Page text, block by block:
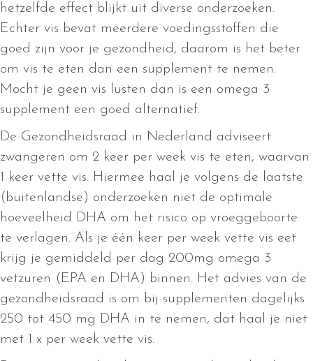
hetzelfde effect blijkt uit diverse onderzoeken.
Echter vis bevat meerdere voedingsstoffen die
goed zijn voor je gezondheid, daarom is het beter
om vis te eten dan een supplement te nemen.
Mocht je geen vis lusten dan is een omega 3
supplement een goed alternatief.
De Gezondheidsraad in Nederland adviseert
zwangeren om 2 keer per week vis te eten, waarvan
1 keer vette vis. Hiermee haal je volgens de laatste
(buitenlandse) onderzoeken niet de optimale
hoeveelheid DHA om het risico op vroeggeboorte
te verlagen. Als je één keer per week vette vis eet
krijg je gemiddeld per dag 200mg omega 3
vetzuren (EPA en DHA) binnen. Het advies van de
gezondheidsraad is om bij supplementen dagelijks
250 tot 450 mg DHA in te nemen, dat haal je niet
met 1 x per week vette vis.